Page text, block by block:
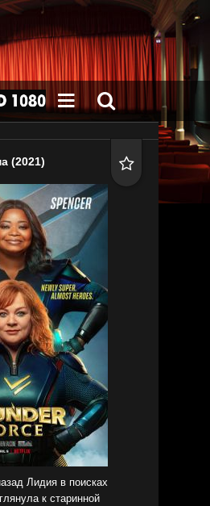
 
(2021) 
Лидия в поисках
к старинной